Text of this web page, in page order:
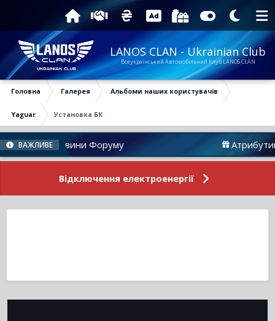
LANOS CLAN - Ukrainian Club
Всеукраїнський Автомобільний Клуб LANOS CLAN
Головна Галерея Альбоми наших користувачів
Yaguar Установка БК
ВАЖЛИВЕ
Новини Форуму Атрибутика
Відключення електроенергії